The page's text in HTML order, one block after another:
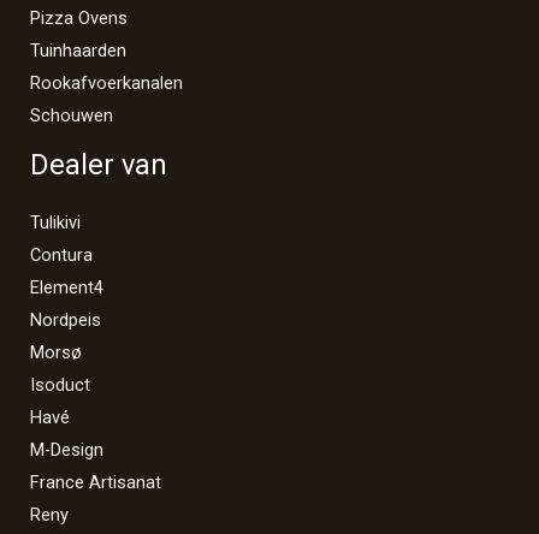
Pizza Ovens
Tuinhaarden
Rookafvoerkanalen
Schouwen
Dealer van
Tulikivi
Contura
Element4
Nordpeis
Morsø
Isoduct
Havé
M-Design
France Artisanat
Reny